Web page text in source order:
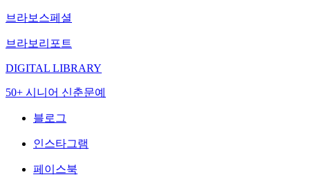
브라보스페셜
브라보리포트
DIGITAL LIBRARY
50+ 시니어 신춘문예
블로그
인스타그램
페이스북